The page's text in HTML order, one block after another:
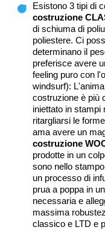
Esistono 3 tipi di
costruzione
di schiuma di
poliestere. Ci
determinano il
preferisce avere
feeling puro con
windsurf):
costruzione è più
iniettato in stampi
ritargliarsi le
ama avere un
costruzione
prodotte in un
sono nello
un processo di
prua a poppa in
necessaria e
massima
classico e LTD e